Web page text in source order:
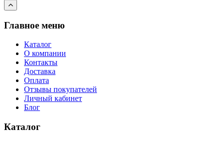
Главное меню
Каталог
О компании
Контакты
Доставка
Оплата
Отзывы покупателей
Личный кабинет
Блог
Каталог